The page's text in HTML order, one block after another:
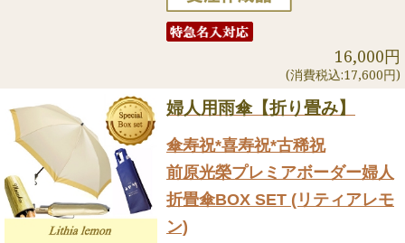
16,000円
(消費税込:17,600円)
婦人用雨傘【折り畳み】
傘寿祝*喜寿祝*古稀祝
前原光榮プレミアボーダー婦人
折畳傘BOX SET (リティアレモ
ン)